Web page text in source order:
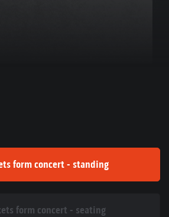
form concert - standing
form concert - seating